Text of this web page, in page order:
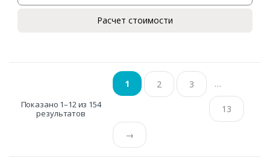
Расчет стоимости
Показано 1–12 из 154
результатов
1 2 3 …
13
→